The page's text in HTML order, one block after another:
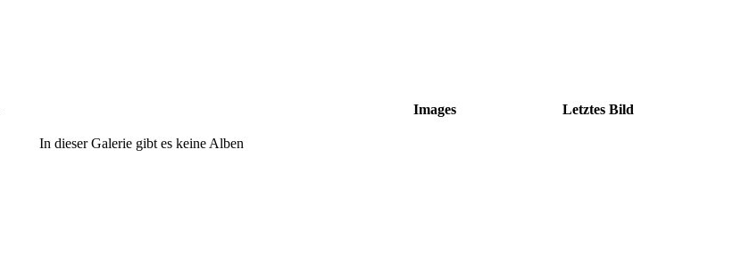
Images Letztes Bild
In dieser Galerie gibt es keine Alben